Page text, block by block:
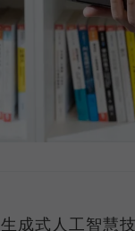
生成式人工智慧